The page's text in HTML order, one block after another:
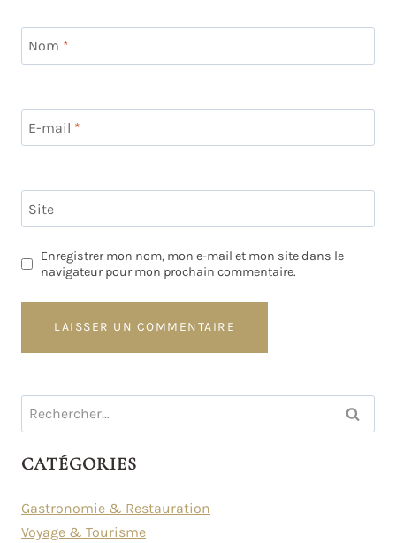
Nom *
E-mail *
Site
Enregistrer mon nom, mon e-mail et mon site dans le
navigateur pour mon prochain commentaire.
Rechercher :
CATÉGORIES
Gastronomie & Restauration
Voyage & Tourisme